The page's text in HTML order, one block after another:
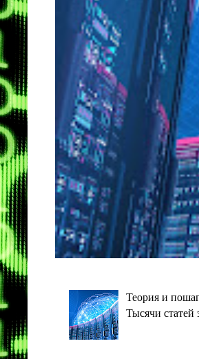
Теория и
Тысячи